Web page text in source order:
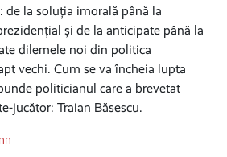
de la soluția imorală până la
și de la anticipate până la
dilemele noi din politica
vechi. Cum se va încheia lupta
politicianul care a brevetat
jucător: Traian Băsescu.